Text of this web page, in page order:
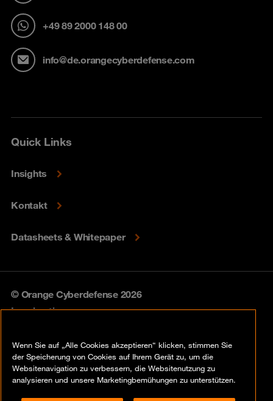
+49 89 2000 148 00
info@de.orangecyberdefense.com
Quick Links
Insights
Kontakt
Datasheets & Whitepaper
© Orange Cyberdefense 2026
Legal notice
Vulnerability policy
Wenn Sie auf „Alle Cookies akzeptieren“ klicken, stimmen Sie
der Speicherung von Cookies auf Ihrem Gerät zu, um die
Websitenavigation zu verbessern, die Websitenutzung zu
analysieren und unsere Marketingbemühungen zu unterstützen.